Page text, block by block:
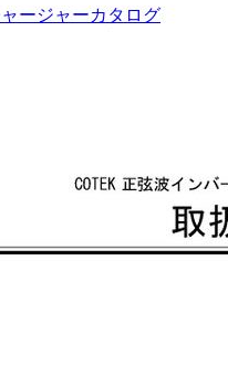
ージャーカタログ